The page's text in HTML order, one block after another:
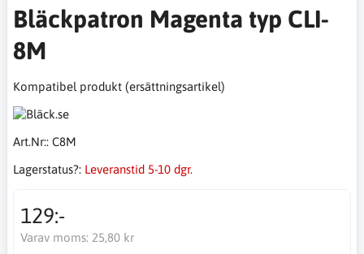
Bläckpatron Magenta typ CLI-
8M
Kompatibel produkt (ersättningsartikel)
Art.Nr:: C8M
Lagerstatus?: Leveranstid 5-10 dgr.
129:-
Varav moms: 25,80 kr